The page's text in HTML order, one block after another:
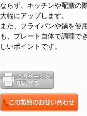
ならず、キッチンや配膳の
大幅にアップします。
また、フライパンや鍋を使
も、プレート自体で調理で
しいポイントです。